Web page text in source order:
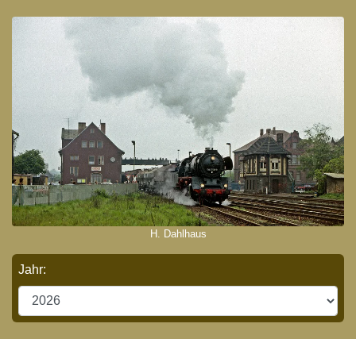
H. Dahlhaus
Jahr: